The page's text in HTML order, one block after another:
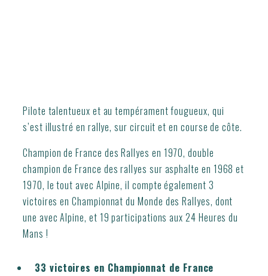
Pilote talentueux et au tempérament fougueux, qui
s’est illustré en rallye, sur circuit et en course de côte.
Champion de France des Rallyes en 1970, double
champion de France des rallyes sur asphalte en 1968 et
1970, le tout avec Alpine, il compte également 3
victoires en Championnat du Monde des Rallyes, dont
une avec Alpine, et 19 participations aux 24 Heures du
Mans !
33 victoires en Championnat de France